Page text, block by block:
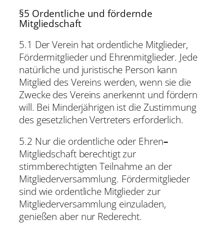
§5 Ordentliche und fördernde
Mitgliedschaft
5.1 Der Verein hat ordentliche Mitglieder,
Fördermitglieder und Ehrenmitglieder. Jede
natürliche und juristische Person kann
Mitglied des Vereins werden, wenn sie die
Zwecke des Vereins anerkennt und fördern
will. Bei Minderjährigen ist die Zustimmung
des gesetzlichen Vertreters erforderlich.
5.2 Nur die ordentliche oder Ehren–
Mitgliedschaft berechtigt zur
stimmberechtigten Teilnahme an der
Mitgliederversammlung. Fördermitglieder
sind wie ordentliche Mitglieder zur
Mitgliederversammlung einzuladen,
genießen aber nur Rederecht.